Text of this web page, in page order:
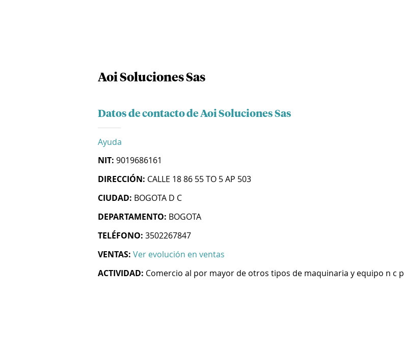
Aoi Soluciones Sas
Datos de contacto de Aoi Soluciones Sas
Ayuda
NIT: 9019686161
DIRECCIÓN: CALLE 18 86 55 TO 5 AP 503
CIUDAD: BOGOTA D C
DEPARTAMENTO: BOGOTA
TELÉFONO: 3502267847
VENTAS: Ver evolución en ventas
ACTIVIDAD: Comercio al por mayor de otros tipos de maquinaria y equipo n c p